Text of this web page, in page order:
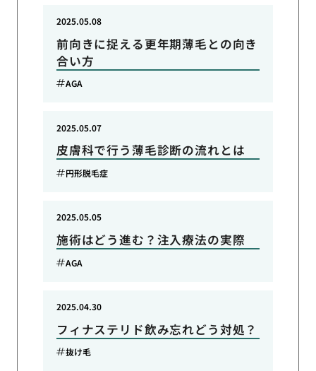
前向きに捉える更年期薄毛との向き
合い方
2025.05.08
AGA
皮膚科で行う薄毛診断の流れとは
2025.05.07
円形脱毛症
施術はどう進む？注入療法の実際
2025.05.05
AGA
フィナステリド飲み忘れどう対処？
2025.04.30
抜け毛